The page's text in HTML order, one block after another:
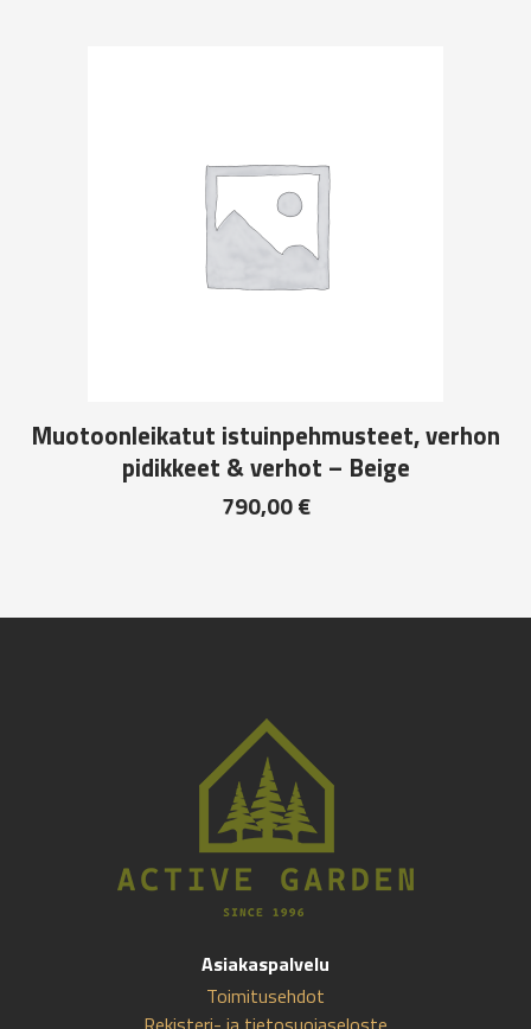
Muotoonleikatut istuinpehmusteet, verhon
pidikkeet & verhot – Beige
790,00€
Asiakaspalvelu
Toimitusehdot